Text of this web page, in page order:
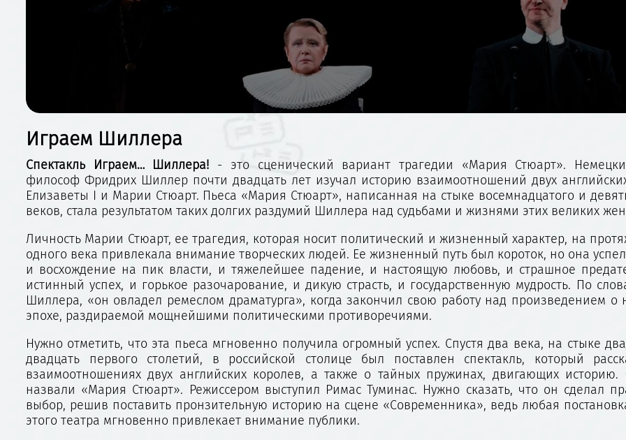
Играем Шиллера
Спектакль Играем… Шиллера! - это сценический вариант трагедии «Мария Стюарт».
философ Фридрих Шиллер почти двадцать лет изучал историю взаимоотношений двух
Елизаветы I и Марии Стюарт. Пьеса «Мария Стюарт», написанная на стыке восемнадцатого и
веков, стала результатом таких долгих раздумий Шиллера над судьбами и жизнями этих великих
Личность Марии Стюарт, ее трагедия, которая носит политический и жизненный характер, на
одного века привлекала внимание творческих людей. Ее жизненный путь был короток, но она
и восхождение на пик власти, и тяжелейшее падение, и настоящую любовь, и страшное
истинный успех, и горькое разочарование, и дикую страсть, и государственную мудрость. По
Шиллера, «он овладел ремеслом драматурга», когда закончил свою работу над произведением о
эпохе, раздираемой мощнейшими политическими противоречиями.
Нужно отметить, что эта пьеса мгновенно получила огромный успех. Спустя два века, на стыке
двадцать первого столетий, в российской столице был поставлен спектакль, который
взаимоотношениях двух английских королев, а также о тайных пружинах, двигающих историю.
назвали «Мария Стюарт». Режиссером выступил Римас Туминас. Нужно сказать, что он сделал
выбор, решив поставить пронзительную историю на сцене «Современника», ведь любая
этого театра мгновенно привлекает внимание публики.